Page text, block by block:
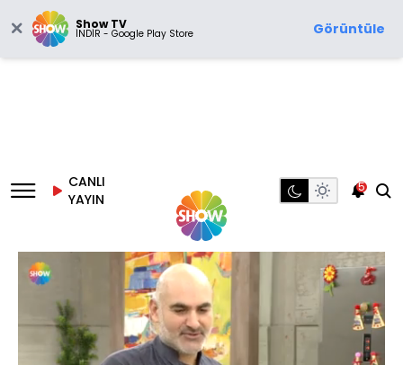
Show TV
İNDİR - Google Play Store Görüntüle
CANLI
YAYIN
5